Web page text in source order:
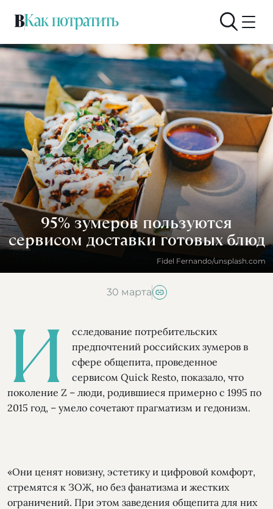
95% зумеров пользуются
сервисом доставки готовых блюд
Fidel Fernando/unsplash.com
30 марта
И
сследование потребительских
предпочтений российских зумеров в
сфере общепита, проведенное
сервисом Quick Resto, показало, что
поколение Z – люди, родившиеся примерно с 1995 по
2015 год, – умело сочетают прагматизм и гедонизм.
«Они ценят новизну, эстетику и цифровой комфорт,
стремятся к ЗОЖ, но без фанатизма и жестких
ограничений. При этом заведения общепита для них